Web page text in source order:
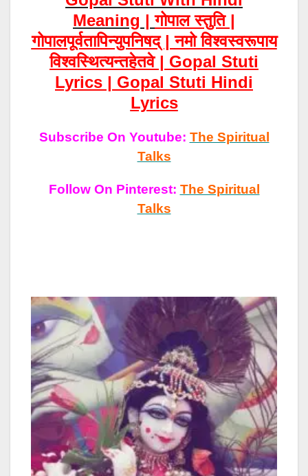
Meaning |गोपाल स्तुति |
गोपालपूर्वतापिन्युपनिषद् |नमो विश्वस्वरूपाय
विश्वस्थित्यन्तहेतवे | Gopal Stuti
Lyrics | Gopal Stuti Hindi
Lyrics
Subscribe On Youtube: The Spiritual
Talks
Follow On Pinterest: The Spiritual
Talks